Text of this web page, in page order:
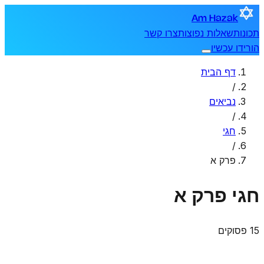
Am Hazak
תכונותשאלות נפוצותצרו קשר
הורידו עכשיו
דף הבית
/
נביאים
/
חגי
/
פרק א
חגי פרק א
15 פסוקים